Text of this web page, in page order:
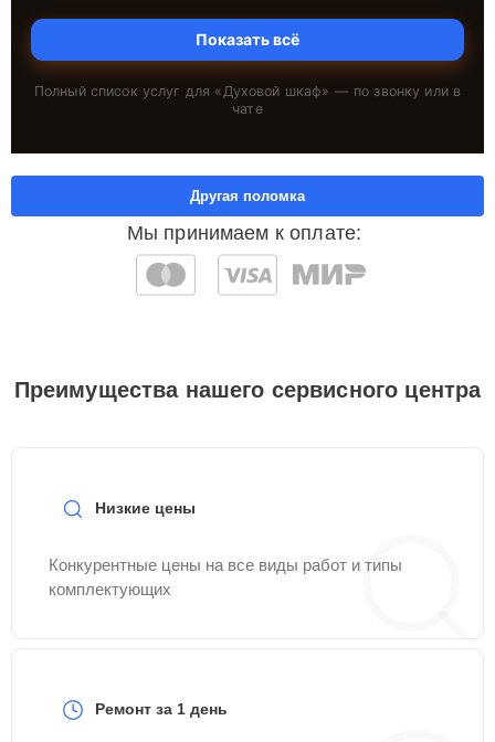
Показать всё
Полный список услуг для «Духовой шкаф» — по звонку или в
чате
Мы принимаем к оплате:
Другая поломка
Преимущества нашего сервисного центра
Низкие цены
Конкурентные цены на все виды работ и типы
комплектующих
Ремонт за 1 день